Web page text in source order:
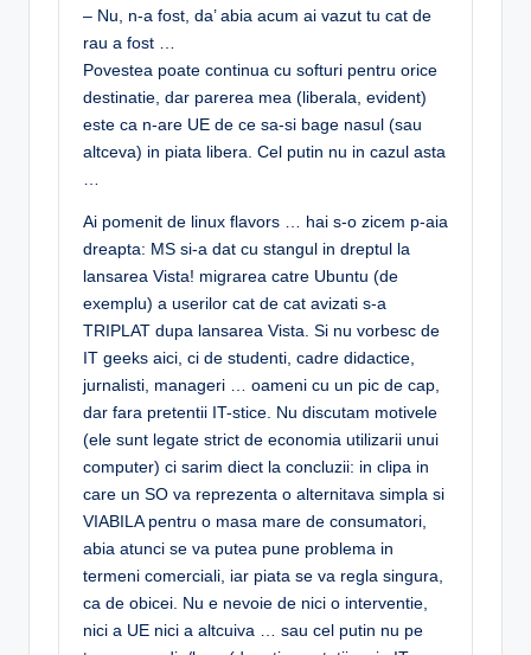
– Nu, n-a fost, da’ abia acum ai vazut tu cat de
rau a fost …
Povestea poate continua cu softuri pentru orice
destinatie, dar parerea mea (liberala, evident)
este ca n-are UE de ce sa-si bage nasul (sau
altceva) in piata libera. Cel putin nu in cazul asta
…
Ai pomenit de linux flavors … hai s-o zicem p-aia
dreapta: MS si-a dat cu stangul in dreptul la
lansarea Vista! migrarea catre Ubuntu (de
exemplu) a userilor cat de cat avizati s-a
TRIPLAT dupa lansarea Vista. Si nu vorbesc de
IT geeks aici, ci de studenti, cadre didactice,
jurnalisti, manageri … oameni cu un pic de cap,
dar fara pretentii IT-stice. Nu discutam motivele
(ele sunt legate strict de economia utilizarii unui
computer) ci sarim diect la concluzii: in clipa in
care un SO va reprezenta o alternitava simpla si
VIABILA pentru o masa mare de consumatori,
abia atunci se va putea pune problema in
termeni comerciali, iar piata se va regla singura,
ca de obicei. Nu e nevoie de nici o interventie,
nici a UE nici a altcuiva … sau cel putin nu pe